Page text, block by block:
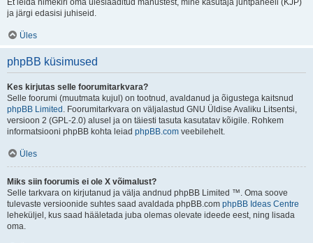
Et leida nimekiri oma üleslaaditud manustest, mine kasutaja juhtpaneeli (KJP)
ja järgi edasisi juhiseid.
Üles
phpBB küsimused
Kes kirjutas selle foorumitarkvara?
Selle foorumi (muutmata kujul) on tootnud, avaldanud ja õigustega kaitsnud
phpBB Limited . Foorumitarkvara on väljalastud GNU Üldise Avaliku Litsentsi,
versioon 2 (GPL-2.0) alusel ja on täiesti tasuta kasutatav kõigile. Rohkem
informatsiooni phpBB kohta leiad phpBB.com veebilehelt.
Üles
Miks siin foorumis ei ole X võimalust?
Selle tarkvara on kirjutanud ja välja andnud phpBB Limited ™. Oma soove
tulevaste versioonide suhtes saad avaldada phpBB.com phpBB Ideas Centre
leheküljel, kus saad hääletada juba olemas olevate ideede eest, ning lisada
oma.